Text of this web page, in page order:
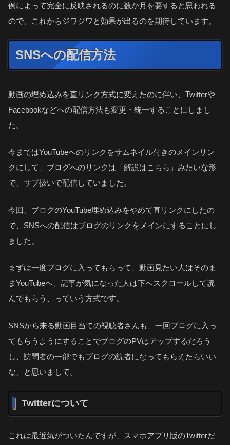
例によって完全に反映されるのに数か月を要すると思われる
ので、これからジワジワと効果が出るのを期待しています。
SNSへの配信方法
動画の埋め込みを直リンク方式に変えたのに伴い、Twitterや
Facebookなどへの配信方法も変更・統一することにしまし
た。
今まではYouTubeへのリンクをサムネイル付きのメインリン
クにして、ブログへのリンクは「解説はこちら」みたいな形
で、サブ扱いで配信していました。
今回、ブログのYouTube埋め込みをやめて直リンクにしたの
で、SNSへの配信はブログのリンクをメインにすることにし
ました。
まずは一度ブログに入ってもらって、動画見たい人はそのま
まYouTubeへ、記事が気になった人は下へスクロールして読
んでもらう、っていう方式です。
SNSから来る動画目当ての視聴者さんも、一回ブログに入っ
てもらうようにすることでブログのPVはアップするだろう
し、訪問者の一部でもブログの読者になってもらえたらいい
な、と思いまして。
Twitterについて
これは最近気がついたんですが、スマホアプリ版のTwitterだ